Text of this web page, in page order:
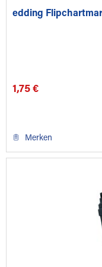
edding
1,75 €
Merken